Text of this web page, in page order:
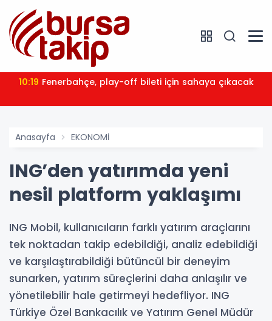
10:19 Fenerbahçe, play-off bileti için sahaya çıkacak
Anasayfa EKONOMİ
ING’den yatırımda yeni
nesil platform yaklaşımı
ING Mobil, kullanıcıların farklı yatırım araçlarını
tek noktadan takip edebildiği, analiz edebildiği
ve karşılaştırabildiği bütüncül bir deneyim
sunarken, yatırım süreçlerini daha anlaşılır ve
yönetilebilir hale getirmeyi hedefliyor. ING
Türkiye Özel Bankacılık ve Yatırım Genel Müdür